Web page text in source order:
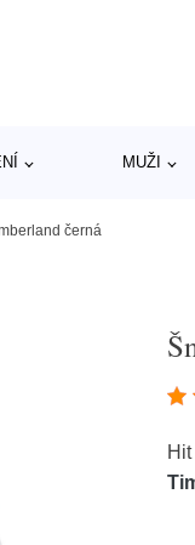
MUŽI
černá